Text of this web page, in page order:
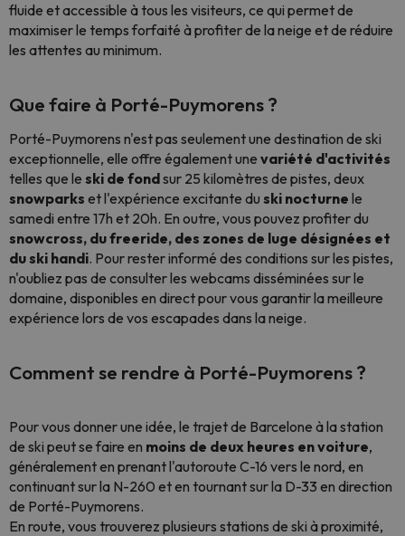
fluide et accessible à tous les visiteurs, ce qui permet de
maximiser le temps forfaité à profiter de la neige et de réduire
les attentes au minimum.
Que faire à Porté-Puymorens ?
Porté-Puymorens n'est pas seulement une destination de ski
exceptionnelle, elle offre également une variété d'activités
telles que le ski de fondsur 25 kilomètres de pistes, deux
snowparks et l'expérience excitante du ski nocturne le
samedi entre 17h et 20h. En outre, vous pouvez profiter du
snowcross, du freeride, des zones de luge désignées et
du ski handi. Pour rester informé des conditions sur les pistes,
n'oubliez pas de consulter les webcams disséminées sur le
domaine, disponibles en direct pour vous garantir la meilleure
expérience lors de vos escapades dans la neige.
Comment se rendre à Porté-Puymorens ?
Pour vous donner une idée, le trajet de Barcelone à la station
de ski peut se faire en moins de deux heures en voiture,
généralement en prenant l'autoroute C-16 vers le nord, en
continuant sur la N-260 et en tournant sur la D-33 en direction
de Porté-Puymorens.
En route, vous trouverez plusieurs stations de ski à proximité,